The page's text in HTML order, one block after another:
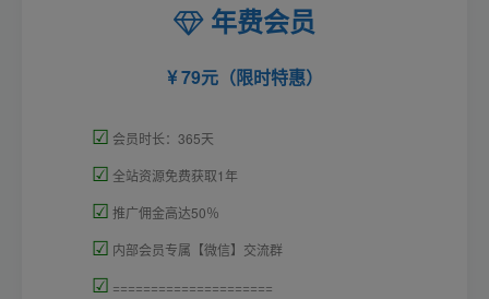
年费会员
79元（限时特惠）
☑ 会员时长：365天
☑ 全站资源免费获取1年
☑ 推广佣金高达50％
☑ 内部会员专属【微信】交流群
☑ =====================